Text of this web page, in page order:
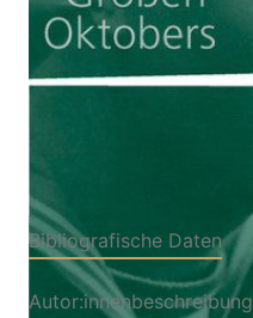
Verlag: Suhrkamp
Buch
Bibliografische Daten
Autor:innenbeschreibung